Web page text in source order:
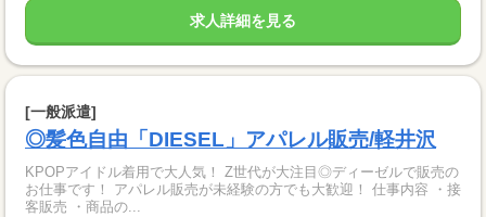
求人詳細を見る
[一般派遣]
◎髪色自由「DIESEL」アパレル販売/軽井沢
KPOPアイドル着用で大人気！ Z世代が大注目◎ディーゼルで販売の
お仕事です！ アパレル販売が未経験の方でも大歓迎！ 仕事内容 ・接
客販売 ・商品の...